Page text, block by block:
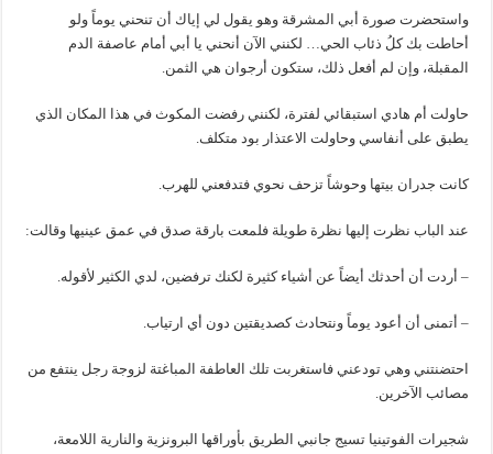
واستحضرت صورة أبي المشرقة وهو يقول لي إياك أن تنحني يوماً ولو
أحاطت بك كلُ ذئاب الحي… لكنني الآن أنحني يا أبي أمام عاصفة الدم
المقبلة، وإن لم أفعل ذلك، ستكون أرجوان هي الثمن.
حاولت أم هادي استبقائي لفترة، لكنني رفضت المكوث في هذا المكان الذي
يطبق على أنفاسي وحاولت الاعتذار بود متكلف.
كانت جدران بيتها وحوشاً تزحف نحوي فتدفعني للهرب.
عند الباب نظرت إليها نظرة طويلة فلمعت بارقة صدق في عمق عينيها وقالت:
– أردت أن أحدثك أيضاً عن أشياء كثيرة لكنك ترفضين، لدي الكثير لأقوله.
– أتمنى أن أعود يوماً ونتحادث كصديقتين دون أي ارتياب.
احتضنتني وهي تودعني فاستغربت تلك العاطفة المباغتة لزوجة رجل ينتفع من
مصائب الآخرين.
شجيرات الفوتينيا تسيج جانبي الطريق بأوراقها البرونزية والنارية اللامعة،